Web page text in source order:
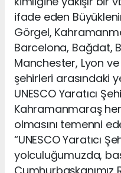
ifade eden
Görgel,
Barcelona, Bağdat,
Manchester, Lyon
şehirleri arasındaki
UNESCO Yaratıcı
Kahramanmaraş
olmasını temenni
“UNESCO Yaratıcı
yolculuğumuzda,